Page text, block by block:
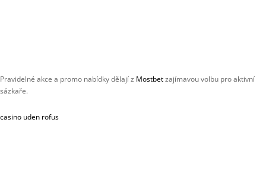
Pravidelné akce a promo nabídky dělají z Mostbetzajímavou volbu pro aktivní
sázkaře.
casino uden rofus